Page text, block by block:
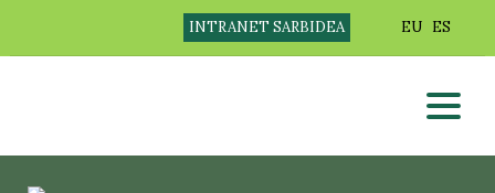
INTRANET SARBIDEA EU ES